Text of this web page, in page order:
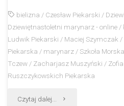
bielizna / Czesław Piekarski /
Dziewiętnastoletni marynarz - online /
Ludwik Piekarski / Maciej Szymczak /
Piekarska / marynarz / Szkoła Morska
Tczew / Zacharjasz Muszyński /
Ruszczykowskich Piekarska
Czytaj dalej... "Zbigniew